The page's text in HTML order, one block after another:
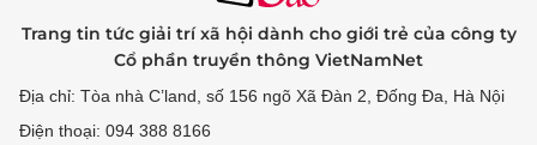
Trang tin tức giải trí xã hội dành cho giới trẻ của công ty
Cổ phần truyền thông VietNamNet
Địa chỉ: Tòa nhà C’land, số 156 ngõ Xã Đàn 2, Đống Đa, Hà Nội
Điện thoại: 094 388 8166